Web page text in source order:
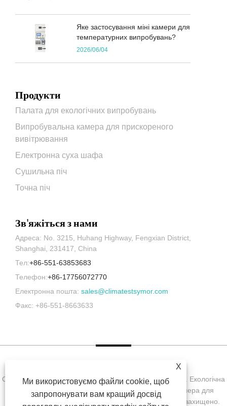
Яке застосування міні камери для
температурних випробувань?
2026/06/04
Продукти
Палата для екологічних випробувань
Випробувальна камера для прискореного
вивітрювання
Електронна суха шафа
Сушильна піч
Точна піч
Зв'яжіться з нами
Адреса: No. 3215, Huhang Highway, Fengxian District,
Shanghai, 231417, China
Тел:+86-551-63853683
Телефон:+86-17756072770
Електронна пошта: sales@climatestsymor.com
Факс: +86-551-8663633
Copyright © Symor Instrument Equipment Co., Ltd., 2022. Екологічна
випробувальна камера, електронна суха шафа, камера для
випробувань на прискорене вивітрювання. Усі права захищено.
X
Ми використовуємо файли cookie, щоб
запропонувати вам кращий досвід